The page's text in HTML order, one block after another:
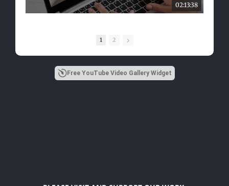
02:13:38
1 2
Free YouTube Video Gallery Widget